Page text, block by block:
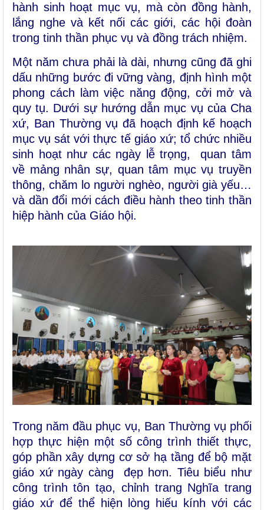
hành sinh hoạt mục vụ, mà còn đồng hành,
lắng nghe và kết nối các giới, các hội đoàn
trong tinh thần phục vụ và đồng trách nhiệm.
Một năm chưa phải là dài, nhưng cũng đã ghi
dấu những bước đi vững vàng, định hình một
phong cách làm việc năng động, cởi mở và
quy tụ. Dưới sự hướng dẫn mục vụ của Cha
xứ, Ban Thường vụ đã hoạch định kế hoạch
mục vụ sát với thực tế giáo xứ; tổ chức nhiều
sinh hoạt như các ngày lễ trọng, quan tâm
về mảng nhân sự, quan tâm mục vụ truyền
thông, chăm lo người nghèo, người già yếu…
và dần đổi mới cách điều hành theo tinh thần
hiệp hành của Giáo hội.
Trong năm đầu phục vụ, Ban Thường vụ phối
hợp thực hiện một số công trình thiết thực,
góp phần xây dựng cơ sở hạ tầng để bộ mặt
giáo xứ ngày càng đẹp hơn. Tiêu biểu như
công trình tôn tạo, chỉnh trang Nghĩa trang
giáo xứ để thể hiện lòng hiếu kính với các